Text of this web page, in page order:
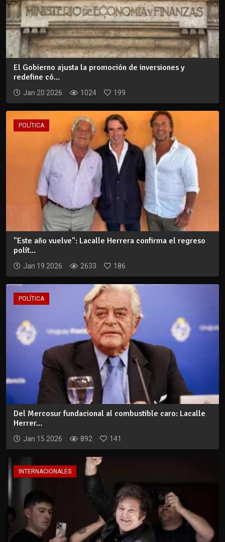
El Gobierno ajusta la promoción de inversiones y
redefine có...
Jan 20 2026 1024 199
POLÍTICA
"Este año vuelve": Lacalle Herrera confirma el regreso
polít...
Jan 19 2026 2633 186
POLÍTICA
Del Mercosur fundacional al combustible caro: Lacalle
Herrer...
Jan 15 2026 892 141
INTERNACIONALES